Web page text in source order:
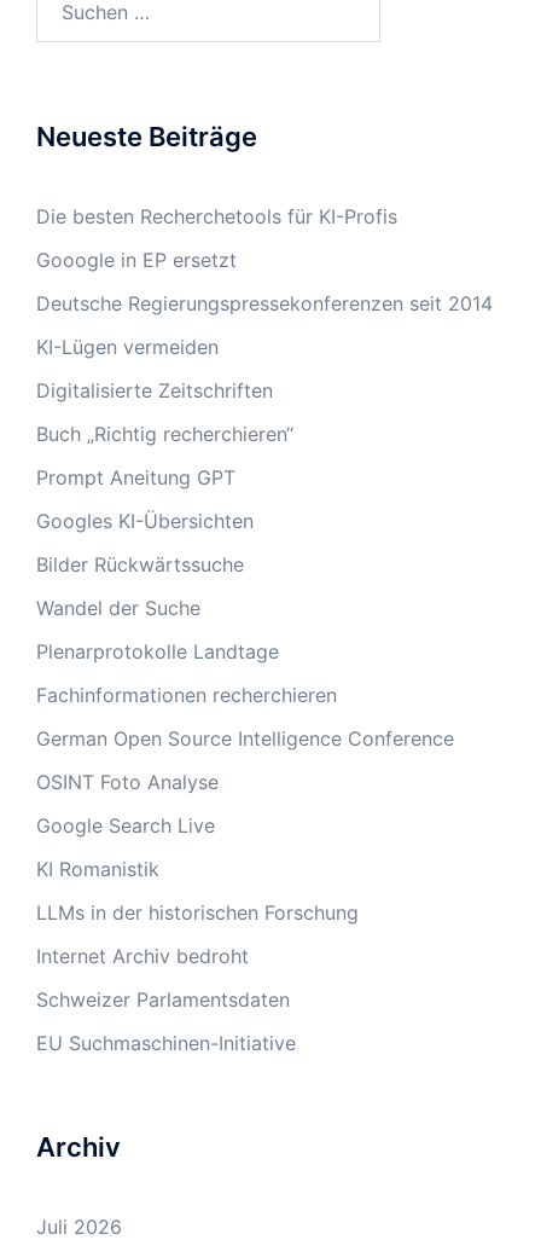
Neueste Beiträge
Die besten Recherchetools für KI-Profis
Gooogle in EP ersetzt
Deutsche Regierungspressekonferenzen seit 2014
KI-Lügen vermeiden
Digitalisierte Zeitschriften
Buch „Richtig recherchieren“
Prompt Aneitung GPT
Googles KI-Übersichten
Bilder Rückwärtssuche
Wandel der Suche
Plenarprotokolle Landtage
Fachinformationen recherchieren
German Open Source Intelligence Conference
OSINT Foto Analyse
Google Search Live
KI Romanistik
LLMs in der historischen Forschung
Internet Archiv bedroht
Schweizer Parlamentsdaten
EU Suchmaschinen-Initiative
Archiv
Juli 2026